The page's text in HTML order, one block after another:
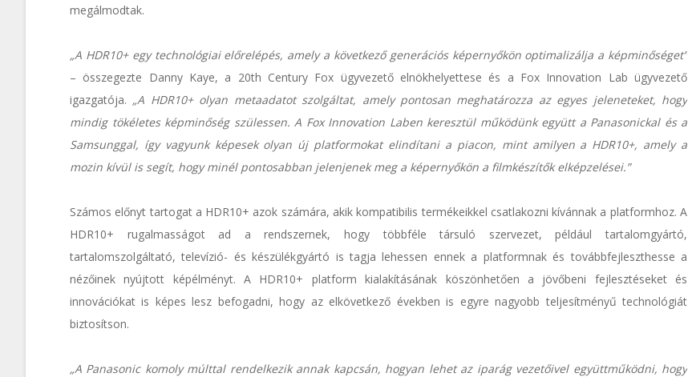
megálmodtak.
„A HDR10+ egy technológiai előrelépés, amely a következő generációs képernyőkön optimalizálja a képminőséget”
– összegezte Danny Kaye, a 20th Century Fox ügyvezető elnökhelyettese és a Fox Innovation Lab ügyvezető
igazgatója. „A HDR10+ olyan metaadatot szolgáltat, amely pontosan meghatározza az egyes jeleneteket, hogy
mindig tökéletes képminőség szülessen. A Fox Innovation Laben keresztül működünk együtt a Panasonickal és a
Samsunggal, így vagyunk képesek olyan új platformokat elindítani a piacon, mint amilyen a HDR10+, amely a
mozin kívül is segít, hogy minél pontosabban jelenjenek meg a képernyőkön a filmkészítők elképzelései.”
Számos előnyt tartogat a HDR10+ azok számára, akik kompatibilis termékeikkel csatlakozni kívánnak a platformhoz. A
HDR10+ rugalmasságot ad a rendszernek, hogy többféle társuló szervezet, például tartalomgyártó,
tartalomszolgáltató, televízió- és készülékgyártó is tagja lehessen ennek a platformnak és továbbfejleszthesse a
nézőinek nyújtott képélményt. A HDR10+ platform kialakításának köszönhetően a jövőbeni fejlesztéseket és
innovációkat is képes lesz befogadni, hogy az elkövetkező években is egyre nagyobb teljesítményű technológiát
biztosítson.
„A Panasonic komoly múlttal rendelkezik annak kapcsán, hogyan lehet az iparág vezetőivel együttműködni, hogy